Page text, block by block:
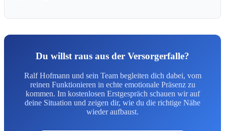
Du willst raus aus der Versorgerfalle?
Ralf Hofmann und sein Team begleiten dich dabei, vom
reinen Funktionieren in echte emotionale Präsenz zu
kommen. Im kostenlosen Erstgespräch schauen wir auf
deine Situation und zeigen dir, wie du die richtige Nähe
wieder aufbaust.